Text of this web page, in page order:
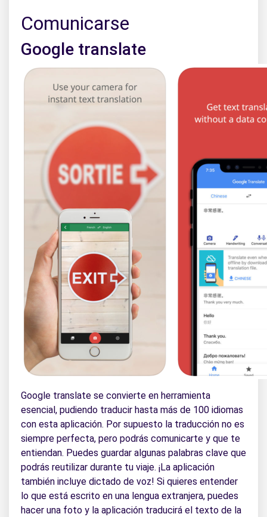
Comunicarse
Google translate
Google translate se convierte en herramienta
esencial, pudiendo traducir hasta más de 100 idiomas
con esta aplicación. Por supuesto la traducción no es
siempre perfecta, pero podrás comunicarte y que te
entiendan. Puedes guardar algunas palabras clave que
podrás reutilizar durante tu viaje. ¡La aplicación
también incluye dictado de voz! Si quieres entender
lo que está escrito en una lengua extranjera, puedes
hacer una foto y la aplicación traducirá el texto de la